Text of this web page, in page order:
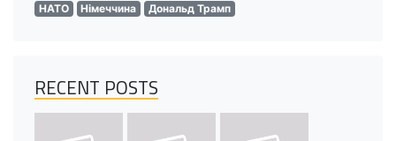
НАТО
Німеччина Дональд Трамп
RECENT POSTS